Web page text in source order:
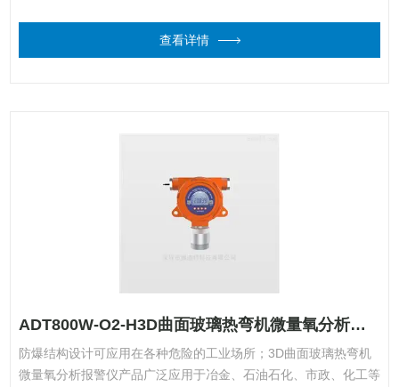
查看详情
ADT800W-O2-H3D曲面玻璃热弯机微量氧分析报警仪
防爆结构设计可应用在各种危险的工业场所；3D曲面玻璃热弯机
微量氧分析报警仪产品广泛应用于冶金、石油石化、市政、化工等